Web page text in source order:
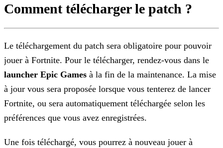
Comment télécharger le patch ?
Le téléchargement du patch sera obligatoire pour pouvoir
jouer à Fortnite. Pour le télécharger, rendez-vous dans le
launcher Epic Games à la fin de la maintenance. La mise
à jour vous sera proposée lorsque vous tenterez de lancer
Fortnite, ou sera automatiquement téléchargée selon les
préférences que vous avez enregistrées.
Une fois téléchargé, vous pourrez à nouveau jouer à